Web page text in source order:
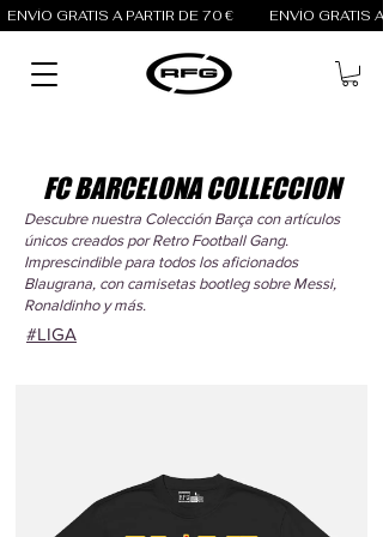
ENVÍO GRATIS A PARTIR DE 70 €
FC BARCELONA COLLECCION
Descubre nuestra Colección Barça con artículos
únicos creados por Retro Football Gang.
Imprescindible para todos los aficionados
Blaugrana, con camisetas bootleg sobre Messi,
Ronaldinho y más.
#LIGA